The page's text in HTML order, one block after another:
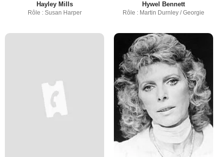
Hayley Mills
Rôle : Susan Harper
Hywel Bennett
Rôle : Martin Durnley / Georgie